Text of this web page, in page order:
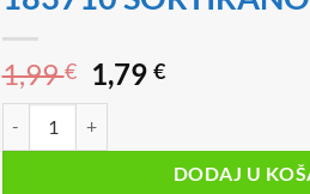
1,99€
Izvorna
cijena
bila
je:
1,79 €Trenutna
1,79 €.
DODAJ U